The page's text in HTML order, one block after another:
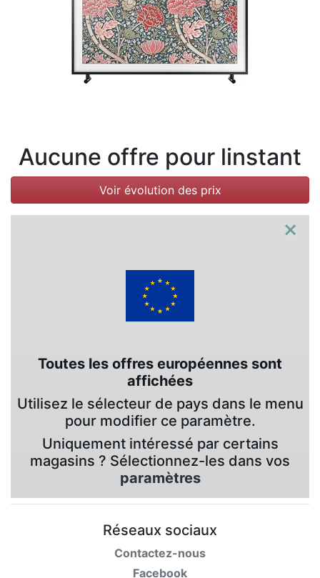
Aucune offre pour linstant
Voir évolution des prix
×
Toutes les offres européennes sont
affichées
Utilisez le sélecteur de pays dans le menu
pour modifier ce paramètre.
Uniquement intéressé par certains
magasins ? Sélectionnez-les dans vos
paramètres
Réseaux sociaux
Contactez-nous
Facebook